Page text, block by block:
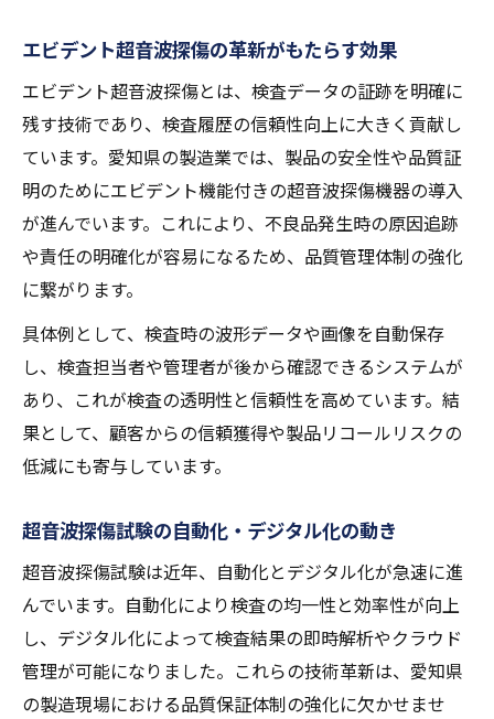
エビデント超音波探傷の革新がもたらす効果
エビデント超音波探傷とは、検査データの証跡を明確に
残す技術であり、検査履歴の信頼性向上に大きく貢献し
ています。愛知県の製造業では、製品の安全性や品質証
明のためにエビデント機能付きの超音波探傷機器の導入
が進んでいます。これにより、不良品発生時の原因追跡
や責任の明確化が容易になるため、品質管理体制の強化
に繋がります。
具体例として、検査時の波形データや画像を自動保存
し、検査担当者や管理者が後から確認できるシステムが
あり、これが検査の透明性と信頼性を高めています。結
果として、顧客からの信頼獲得や製品リコールリスクの
低減にも寄与しています。
超音波探傷試験の自動化・デジタル化の動き
超音波探傷試験は近年、自動化とデジタル化が急速に進
んでいます。自動化により検査の均一性と効率性が向上
し、デジタル化によって検査結果の即時解析やクラウド
管理が可能になりました。これらの技術革新は、愛知県
の製造現場における品質保証体制の強化に欠かせませ